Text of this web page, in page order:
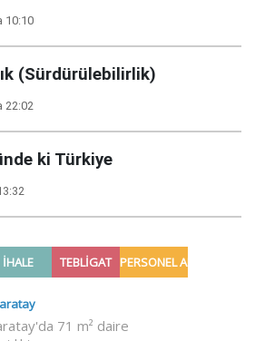
10:10
(Sürdürülebilirlik)
22:02
ki Türkiye